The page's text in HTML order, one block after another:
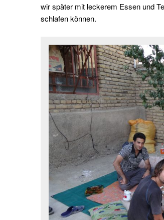
wir später mit leckerem Essen und
schlafen können.